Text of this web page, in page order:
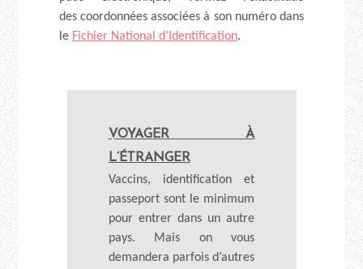
des coordonnées associées à son numéro dans
le Fichier National d’Identification.
VOYAGER À
L’ÉTRANGER
Vaccins, identification et
passeport sont le minimum
pour entrer dans un autre
pays. Mais on vous
demandera parfois d’autres